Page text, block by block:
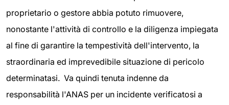
proprietario o gestore abbia potuto rimuovere,
nonostante l'attività di controllo e la diligenza impiegata
al fine di garantire la tempestività dell'intervento, la
straordinaria ed imprevedibile situazione di pericolo
determinatasi. Va quindi tenuta indenne da
responsabilità l'ANAS per un incidente verificatosi a